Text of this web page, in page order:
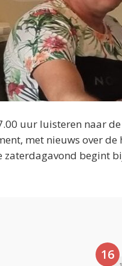
uur luisteren naar
met nieuws over
begint
16